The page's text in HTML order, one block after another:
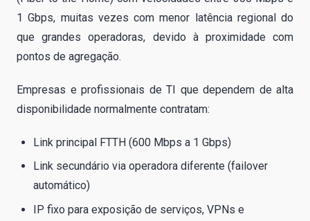
1 Gbps, muitas vezes com menor latência regional do
que grandes operadoras, devido à proximidade com
pontos de agregação.
Empresas e profissionais de TI que dependem de alta
disponibilidade normalmente contratam:
Link principal FTTH (600 Mbps a 1 Gbps)
Link secundário via operadora diferente (failover
automático)
IP fixo para exposição de serviços, VPNs e